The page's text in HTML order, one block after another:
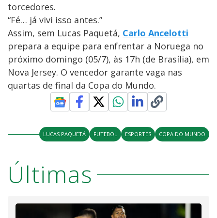
torcedores.
“Fé… já vivi isso antes.”
Assim, sem Lucas Paquetá, Carlo Ancelotti
prepara a equipe para enfrentar a Noruega no
próximo domingo (05/7), às 17h (de Brasília), em
Nova Jersey. O vencedor garante vaga nas
quartas de final da Copa do Mundo.
LUCAS PAQUETÁ FUTEBOL ESPORTES COPA DO MUNDO
Últimas